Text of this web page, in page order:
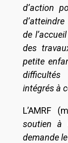
d’action
de
des
petite
intégrés à
L’AMRF
soutien à
demande